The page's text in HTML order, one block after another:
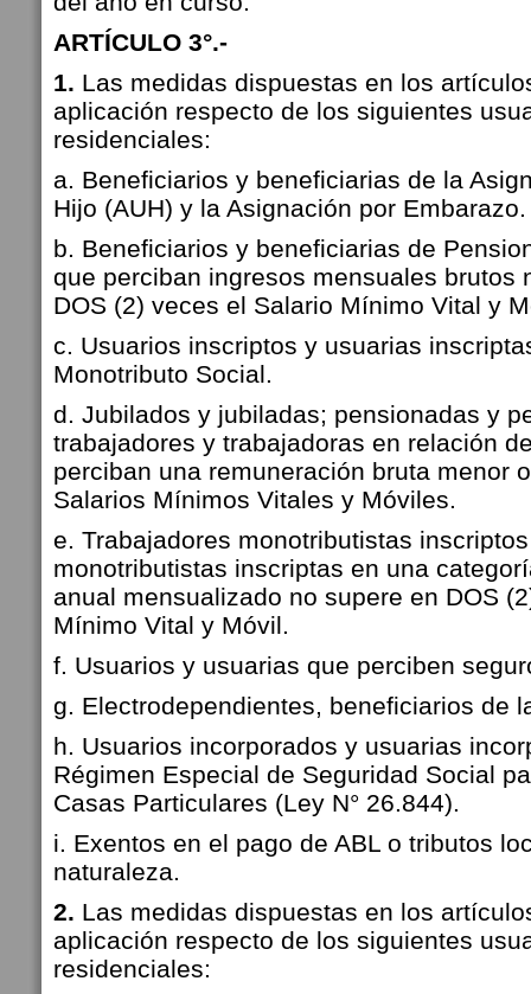
ARTÍCULO 3°.-
1. Las medidas dispuestas en los
aplicación respecto de los siguientes
residenciales:
a. Beneficiarios y beneficiarias de la
Hijo (AUH) y la Asignación por Embarazo.
b. Beneficiarios y beneficiarias de
que perciban ingresos mensuales brutos
DOS (2) veces el Salario Mínimo Vital y
c. Usuarios inscriptos y usuarias
Monotributo Social.
d. Jubilados y jubiladas; pensionadas y
trabajadores y trabajadoras en relación
perciban una remuneración bruta menor
Salarios Mínimos Vitales y Móviles.
e. Trabajadores monotributistas
monotributistas inscriptas en una
anual mensualizado no supere en DOS
Mínimo Vital y Móvil.
f. Usuarios y usuarias que perciben
g. Electrodependientes, beneficiarios de
h. Usuarios incorporados y usuarias
Régimen Especial de Seguridad Social
Casas Particulares (Ley N° 26.844).
i. Exentos en el pago de ABL o tributos
naturaleza.
2. Las medidas dispuestas en los
aplicación respecto de los siguientes
residenciales: